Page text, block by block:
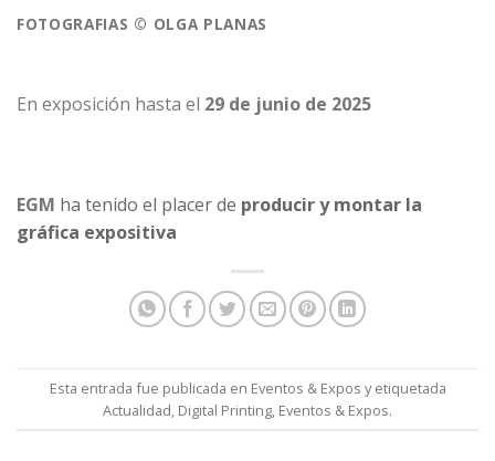
FOTOGRAFIAS © OLGA PLANAS
En exposición hasta el 29 de junio de 2025
EGM ha tenido el placer de producir y montar la
gráfica expositiva
Esta entrada fue publicada en Eventos & Expos y etiquetada
Actualidad Digital Printing Eventos & Expos.